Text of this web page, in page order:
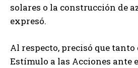
solares o la construcción de
expresó.
Al respecto, precisó que tanto
Estímulo a las Acciones ante